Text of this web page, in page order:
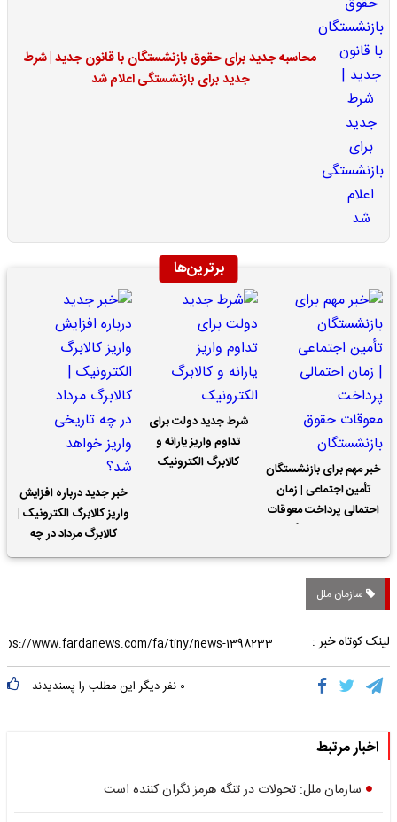
محاسبه جدید برای حقوق بازنشستگان با قانون جدید | شرط
جدید برای بازنشستگی اعلام شد
برترین‌ها
خبر مهم برای بازنشستگان
تأمین اجتماعی | زمان
احتمالی پرداخت معوقات
شرط جدید دولت برای
تداوم واریز یارانه و
کالابرگ الکترونیک
خبر جدید درباره افزایش
واریز کالابرگ الکترونیک |
کالابرگ مرداد در چه
تاریخی واریز خواهد شد؟
سازمان ملل
لینک کوتاه خبر :
۰ نفر دیگر این مطلب را پسندیدند
اخبار مرتبط
سازمان ملل: تحولات در تنگه هرمز نگران کننده است